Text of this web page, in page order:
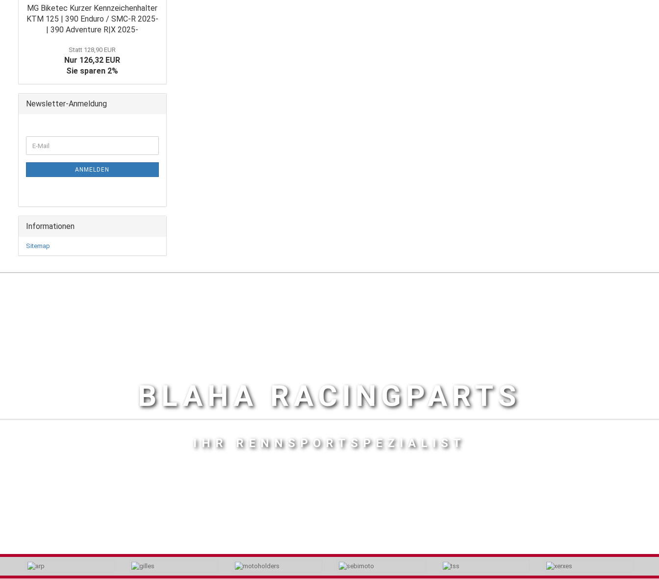
MG Biketec Kurzer Kennzeichenhalter
KTM 125 | 390 Enduro / SMC-R 2025-
| 390 Adventure R|X 2025-
Statt 128,90 EUR
Nur 126,32 EUR
Sie sparen 2%
Newsletter-Anmeldung
ZUR
E-
Mail
ANMELDEN
Informationen
Sitemap
BLAHA RACINGPARTS
IHR RENNSPORTSPEZIALIST